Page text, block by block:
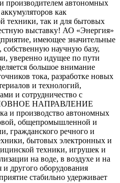
производителем автономных
как
техники, так и для бытовых
выставку! АО «Энергия»
имеющее значительные
научную базу,
уверенно идущее по пути
большое внимание
тока, разработке новых
и технологий,
и сотрудничество с
НАПРАВЛЕНИЕ
и производство автономных
общепромышленной и
гражданского речного и
бытовых электронных и
техники, игрушек и
на воде, в воздухе и на
другого оборудования
стабильно удерживает